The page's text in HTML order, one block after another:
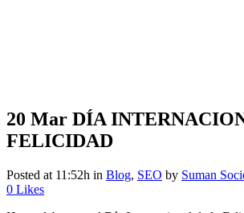
20 Mar DÍA
FELICIDAD
Posted at 11:52h in Blog, SEO by Suman
0 Likes